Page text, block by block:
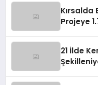
Kırsalda
Projeye
21 İlde